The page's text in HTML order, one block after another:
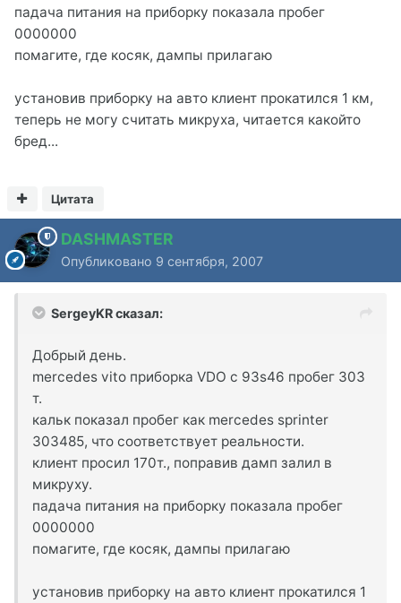
падача питания на приборку показала пробег
0000000
помагите, где косяк, дампы прилагаю
установив приборку на авто клиент прокатился 1 км,
теперь не могу считать микруха, читается какойто
бред...
Цитата
DASHMASTER
Опубликовано 9 сентября, 2007
SergeyKR сказал:
Добрый день.
mercedes vito приборка VDO с 93s46 пробег 303
т.
кальк показал пробег как mercedes sprinter
303485, что соответствует реальности.
клиент просил 170т., поправив дамп залил в
микруху.
падача питания на приборку показала пробег
0000000
помагите, где косяк, дампы прилагаю
установив приборку на авто клиент прокатился 1